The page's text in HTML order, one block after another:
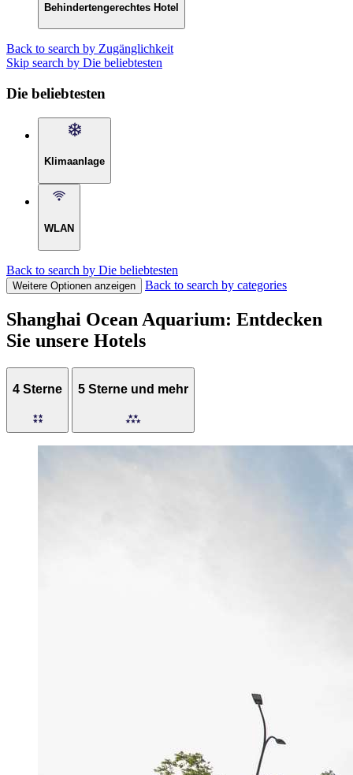
Behindertengerechtes Hotel
Back to search by Zugänglichkeit
Skip search by Die beliebtesten
Die beliebtesten
Klimaanlage
WLAN
Back to search by Die beliebtesten
Weitere Optionen anzeigen Back to search by categories
Shanghai Ocean Aquarium: Entdecken
Sie unsere Hotels
4 Sterne 5 Sterne und mehr